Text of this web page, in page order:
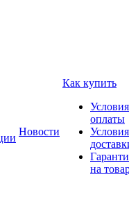
Новости
Как купить
Условия
оплаты
Условия
на